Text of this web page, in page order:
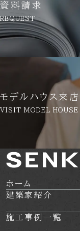
資料請求
REQUEST
モデルハウス来
VISIT MODEL HOUSE
ホーム
建築家紹介
施工事例一覧